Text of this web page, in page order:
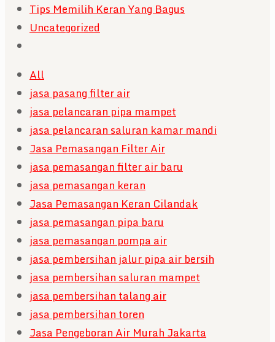
Tips Memilih Keran Yang Bagus
Uncategorized
All
jasa pasang filter air
jasa pelancaran pipa mampet
jasa pelancaran saluran kamar mandi
Jasa Pemasangan Filter Air
jasa pemasangan filter air baru
jasa pemasangan keran
Jasa Pemasangan Keran Cilandak
jasa pemasangan pipa baru
jasa pemasangan pompa air
jasa pembersihan jalur pipa air bersih
jasa pembersihan saluran mampet
jasa pembersihan talang air
jasa pembersihan toren
Jasa Pengeboran Air Murah Jakarta